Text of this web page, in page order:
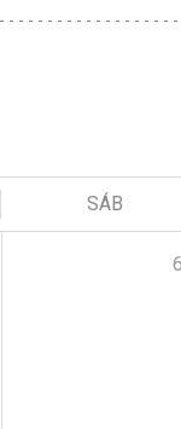
SÁB
6